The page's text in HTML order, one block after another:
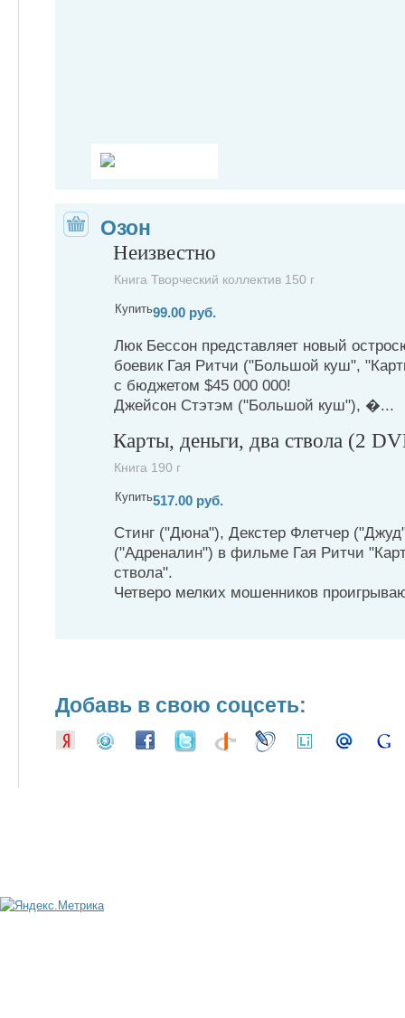
Озон
Неизвестно
Книга Творческий коллектив 150 г
Купить99.00 руб.
Люк Бессон представляет новый
боевик Гая Ритчи ("Большой куш",
с бюджетом $45 000 000!
Джейсон Стэтэм ("Большой куш"), �...
Карты, деньги, два ствола (2
Книга 190 г
Купить517.00 руб.
Стинг ("Дюна"), Декстер Флетчер
("Адреналин") в фильме Гая Ритчи
ствола".
Четверо мелких мошенников
Добавь в свою соцсеть: